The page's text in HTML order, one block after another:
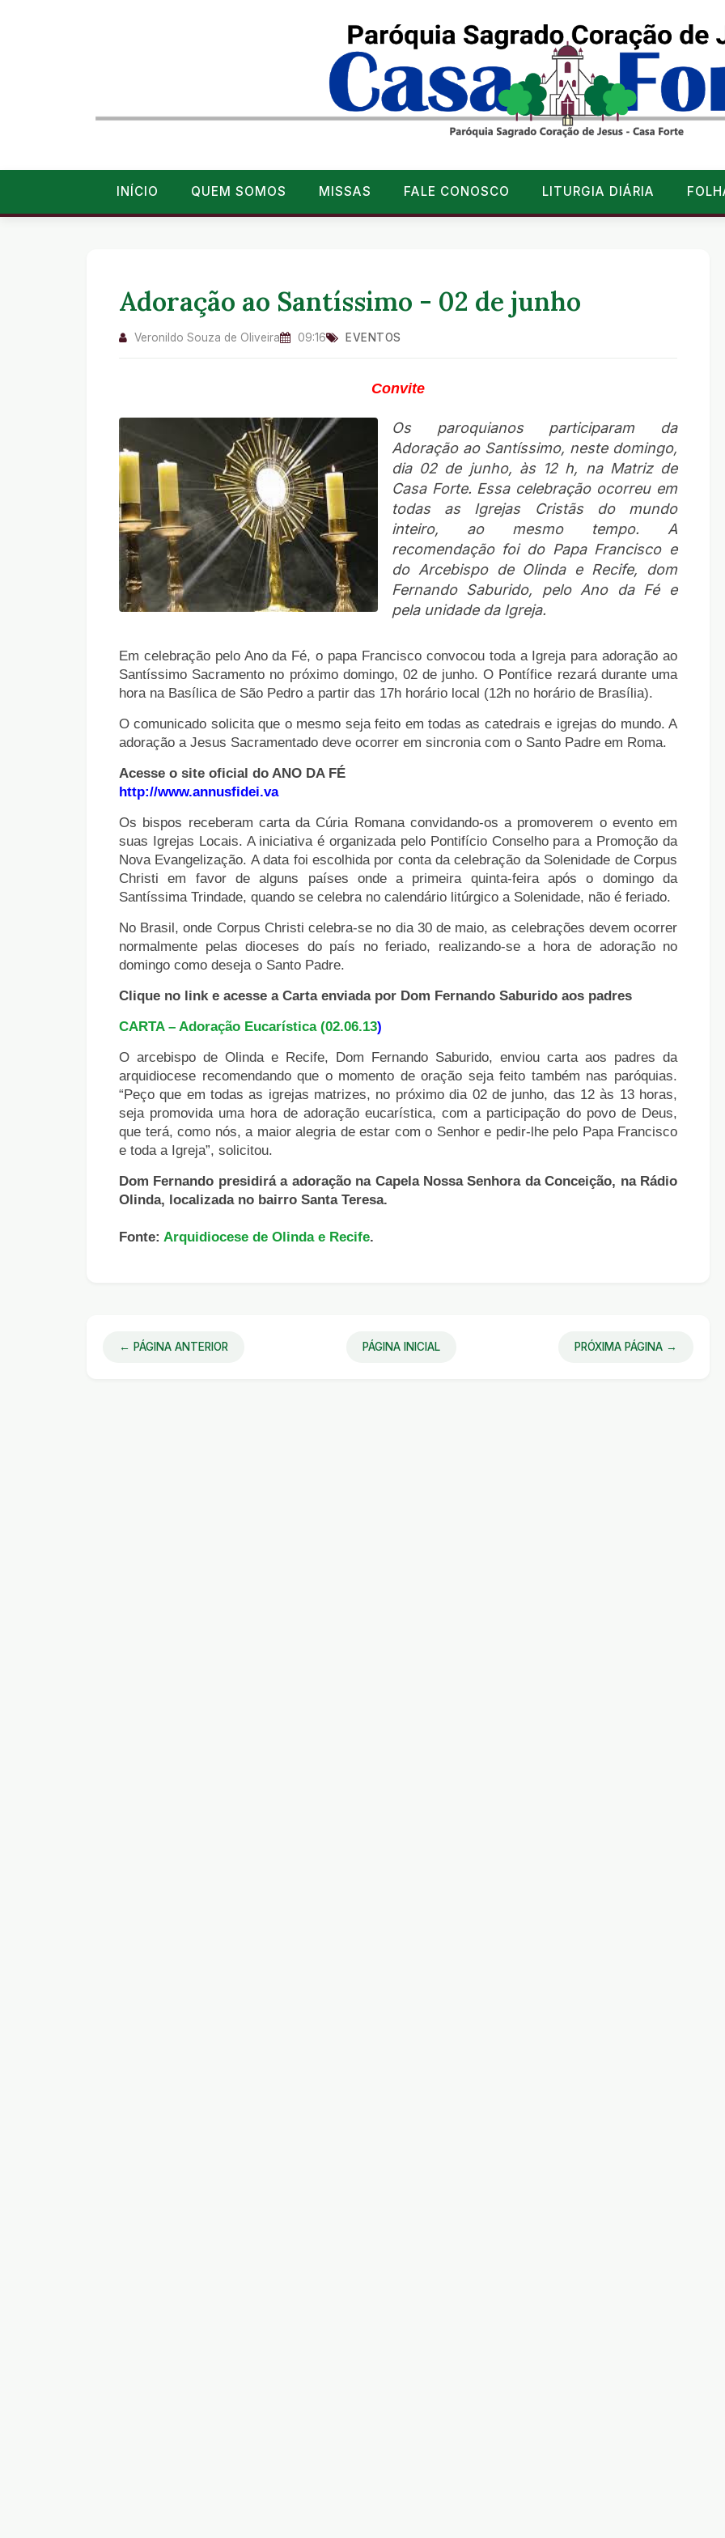
INÍCIO QUEM SOMOS MISSAS FALE CONOSCO LITURGIA DIÁRIA
Adoração ao Santíssimo - 02 de junho
Veronildo Souza de Oliveira 09:16 EVENTOS
Convite
Os paroquianos participaram da
Adoração ao Santíssimo, neste domingo,
dia 02 de junho, às 12 h, na Matriz de
Casa Forte. Essa celebração ocorreu em
todas as Igrejas Cristãs do mundo
inteiro, ao mesmo tempo. A
recomendação foi do Papa Francisco e
do Arcebispo de Olinda e Recife, dom
Fernando Saburido, pelo Ano da Fé e
pela unidade da Igreja.
Em celebração pelo Ano da Fé, o papa Francisco convocou toda a Igreja para adoração ao
Santíssimo Sacramento no próximo domingo, 02 de junho. O Pontífice rezará durante uma
hora na Basílica de São Pedro a partir das 17h horário local (12h no horário de Brasília).
O comunicado solicita que o mesmo seja feito em todas as catedrais e igrejas do mundo. A
adoração a Jesus Sacramentado deve ocorrer em sincronia com o Santo Padre em Roma.
Acesse o site oficial do ANO DA FÉ
http://www.annusfidei.va
Os bispos receberam carta da Cúria Romana convidando-os a promoverem o evento em
suas Igrejas Locais. A iniciativa é organizada pelo Pontifício Conselho para a Promoção da
Nova Evangelização. A data foi escolhida por conta da celebração da Solenidade de Corpus
Christi em favor de alguns países onde a primeira quinta-feira após o domingo da
Santíssima Trindade, quando se celebra no calendário litúrgico a Solenidade, não é feriado.
No Brasil, onde Corpus Christi celebra-se no dia 30 de maio, as celebrações devem ocorrer
normalmente pelas dioceses do país no feriado, realizando-se a hora de adoração no
domingo como deseja o Santo Padre.
Clique no link e acesse a Carta enviada por Dom Fernando Saburido aos padres
CARTA – Adoração Eucarística (02.06.13)
O arcebispo de Olinda e Recife, Dom Fernando Saburido, enviou carta aos padres da
arquidiocese recomendando que o momento de oração seja feito também nas paróquias.
“Peço que em todas as igrejas matrizes, no próximo dia 02 de junho, das 12 às 13 horas,
seja promovida uma hora de adoração eucarística, com a participação do povo de Deus,
que terá, como nós, a maior alegria de estar com o Senhor e pedir-lhe pelo Papa Francisco
e toda a Igreja”, solicitou.
Dom Fernando presidirá a adoração na Capela Nossa Senhora da Conceição, na Rádio
Olinda, localizada no bairro Santa Teresa.
Fonte: Arquidiocese de Olinda e Recife.
← PÁGINA ANTERIOR PÁGINA INICIAL PRÓXIMA PÁGINA →